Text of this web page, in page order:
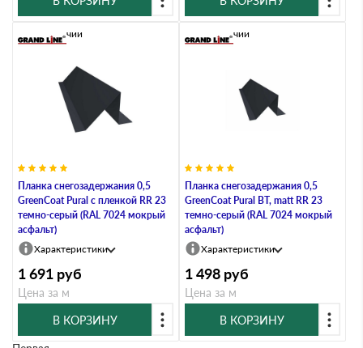
Планка снегозадержания 0,5
GreenСoat Pural с пленкой RR 23
темно-серый (RAL 7024 мокрый
асфальт)
В наличии
Характеристики
1 691 руб
Цена за м
В КОРЗИНУ
Планка снегозадержания 0,5
GreenCoat Pural BT, matt RR 23
темно-серый (RAL 7024 мокрый
асфальт)
В наличии
Характеристики
1 498 руб
Цена за м
В КОРЗИНУ